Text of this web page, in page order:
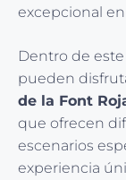
excepcional
Dentro de
pueden
de la Font
que ofrecen
escenarios
experiencia